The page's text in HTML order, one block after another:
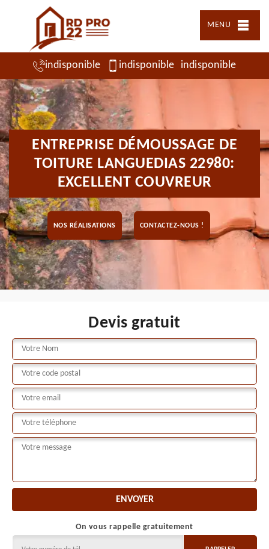
MENU
indisponible indisponible indisponible
ENTREPRISE DÉMOUSSAGE DE
TOITURE LANGUEDIAS 22980:
EXCELLENT COUVREUR
NOS RÉALISATIONS CONTACTEZ-NOUS !
Devis gratuit
On vous rappelle gratuitement